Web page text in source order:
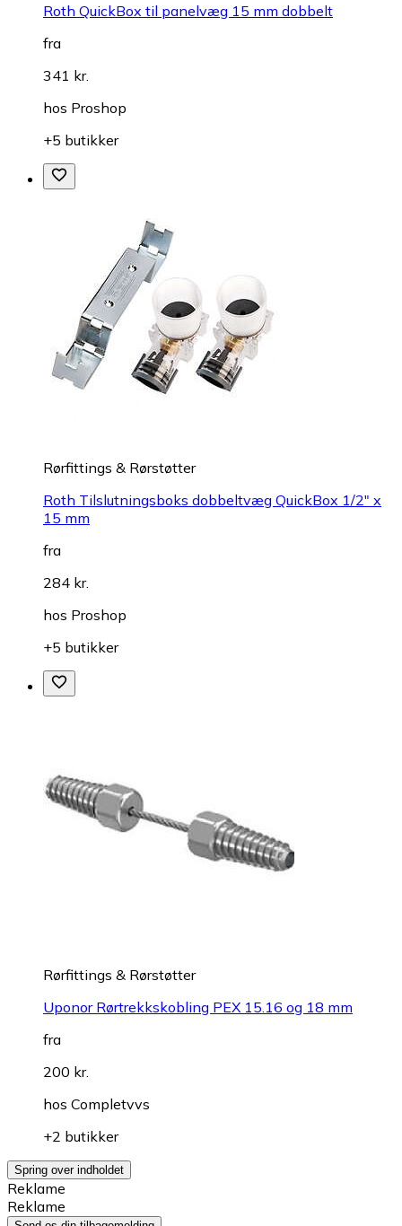
Roth QuickBox til panelvæg 15 mm dobbelt
fra
341 kr.
hos Proshop
+5 butikker
Rørfittings & Rørstøtter
Roth Tilslutningsboks dobbeltvæg QuickBox 1/2" x
15 mm
fra
284 kr.
hos Proshop
+5 butikker
Rørfittings & Rørstøtter
Uponor Rørtrekkskobling PEX 15.16 og 18 mm
fra
200 kr.
hos Completvvs
+2 butikker
Spring over indholdet
Reklame
Reklame